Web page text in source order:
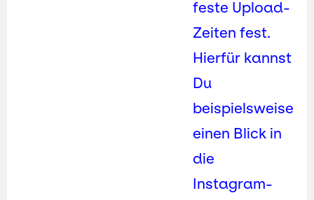
feste Upload-
Zeiten fest.
Hierfür kannst
Du
beispielsweise
einen Blick in
die
Instagram-